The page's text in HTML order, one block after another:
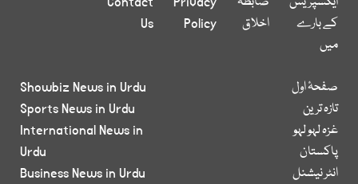
کے بارے
میں
اخلاق
Policy
Us
صفحۂ اول
تازہ ترین
غزہ لہو لہو
پاکستان
انٹر نیشنل
Showbiz News in Urdu
Sports News in Urdu
International News in
Urdu
Business News in Urdu